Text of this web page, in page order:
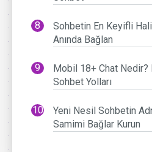
Sohbetin En Keyifli
Anında Bağlan
Mobil 18+ Chat Nedir?
Sohbet Yolları
Yeni Nesil Sohbetin
Samimi Bağlar Kurun